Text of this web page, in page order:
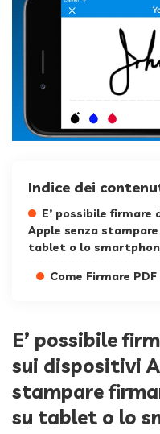
Indice dei
E’ possibile
Apple senza
tablet o lo
Come Firmare
E’ possibile
sui dispositivi
stampare
su tablet o lo